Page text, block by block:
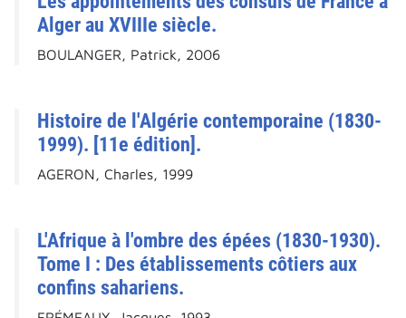
Alger au XVIIIe siècle.
BOULANGER, Patrick, 2006
Histoire de l'Algérie contemporaine (1830-
1999). [11e édition].
AGERON, Charles, 1999
L'Afrique à l'ombre des épées (1830-1930).
Tome I : Des établissements côtiers aux
confins sahariens.